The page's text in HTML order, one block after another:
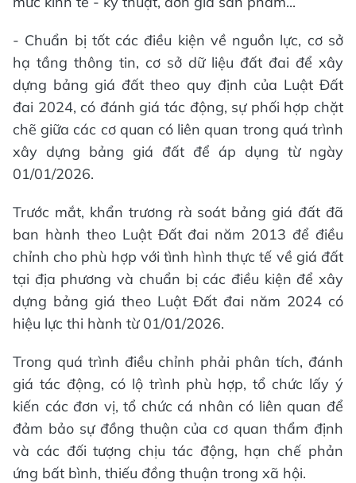
- Chuẩn bị tốt các điều kiện về nguồn lực, cơ sở
hạ tầng thông tin, cơ sở dữ liệu đất đai để xây
dựng bảng giá đất theo quy định của Luật Đất
đai 2024, có đánh giá tác động, sự phối hợp chặt
chẽ giữa các cơ quan có liên quan trong quá trình
xây dựng bảng giá đất để áp dụng từ ngày
01/01/2026.
Trước mắt, khẩn trương rà soát bảng giá đất đã
ban hành theo Luật Đất đai năm 2013 để điều
chỉnh cho phù hợp với tình hình thực tế về giá đất
tại địa phương và chuẩn bị các điều kiện để xây
dựng bảng giá theo Luật Đất đai năm 2024 có
hiệu lực thi hành từ 01/01/2026.
Trong quá trình điều chỉnh phải phân tích, đánh
giá tác động, có lộ trình phù hợp, tổ chức lấy ý
kiến các đơn vị, tổ chức cá nhân có liên quan để
đảm bảo sự đồng thuận của cơ quan thẩm định
và các đối tượng chịu tác động, hạn chế phản
ứng bất bình, thiếu đồng thuận trong xã hội.